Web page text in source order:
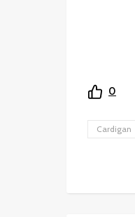
0
Cardigan